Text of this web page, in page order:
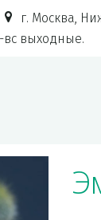
г. Москва,
вс выходные.